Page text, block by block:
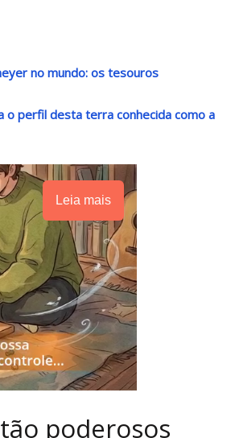
no mundo: os tesouros
o perfil desta terra conhecida como a
Leia mais
poderosos